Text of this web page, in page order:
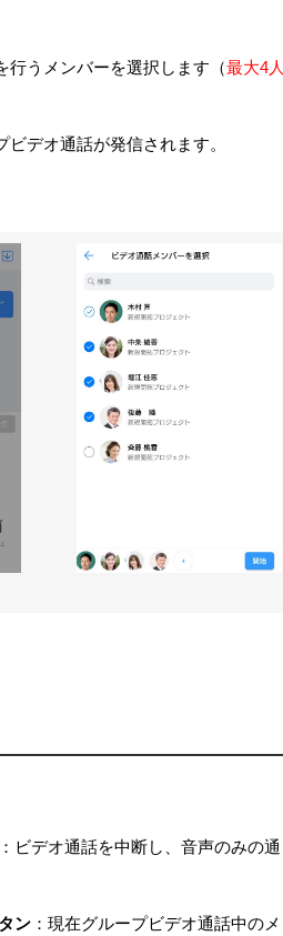
行うメンバーを選択します（最大4人
ビデオ通話が発信されます。
：ビデオ通話を中断し、音声のみの通
ン ：現在グループビデオ通話中のメ